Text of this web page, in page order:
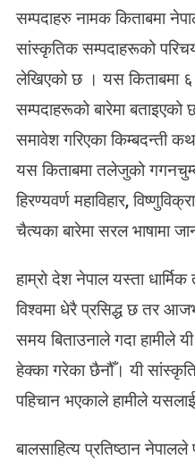
सम्पदाहरु नामक किताबमा
सांस्कृतिक सम्पदाहरूको
लेखिएको छ । यस किताबमा ६
सम्पदाहरूको बारेमा
समावेश गरिएका किम्बदन्ती
यस किताबमा तलेजुको
हिरण्यवर्ण महाविहार,
चैत्यका बारेमा सरल भाषामा
हाम्रो देश नेपाल यस्ता
विश्वमा धेरै प्रसिद्ध छ तर
समय बिताउनाले गदा हामीले
हेक्का गरेका छैनौँ। यी
पहिचान भएकाले हामीले
बालसाहित्य प्रतिष्ठान